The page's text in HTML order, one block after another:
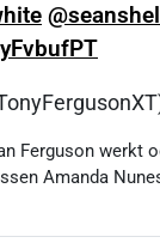
Ferguson werkt
Amanda